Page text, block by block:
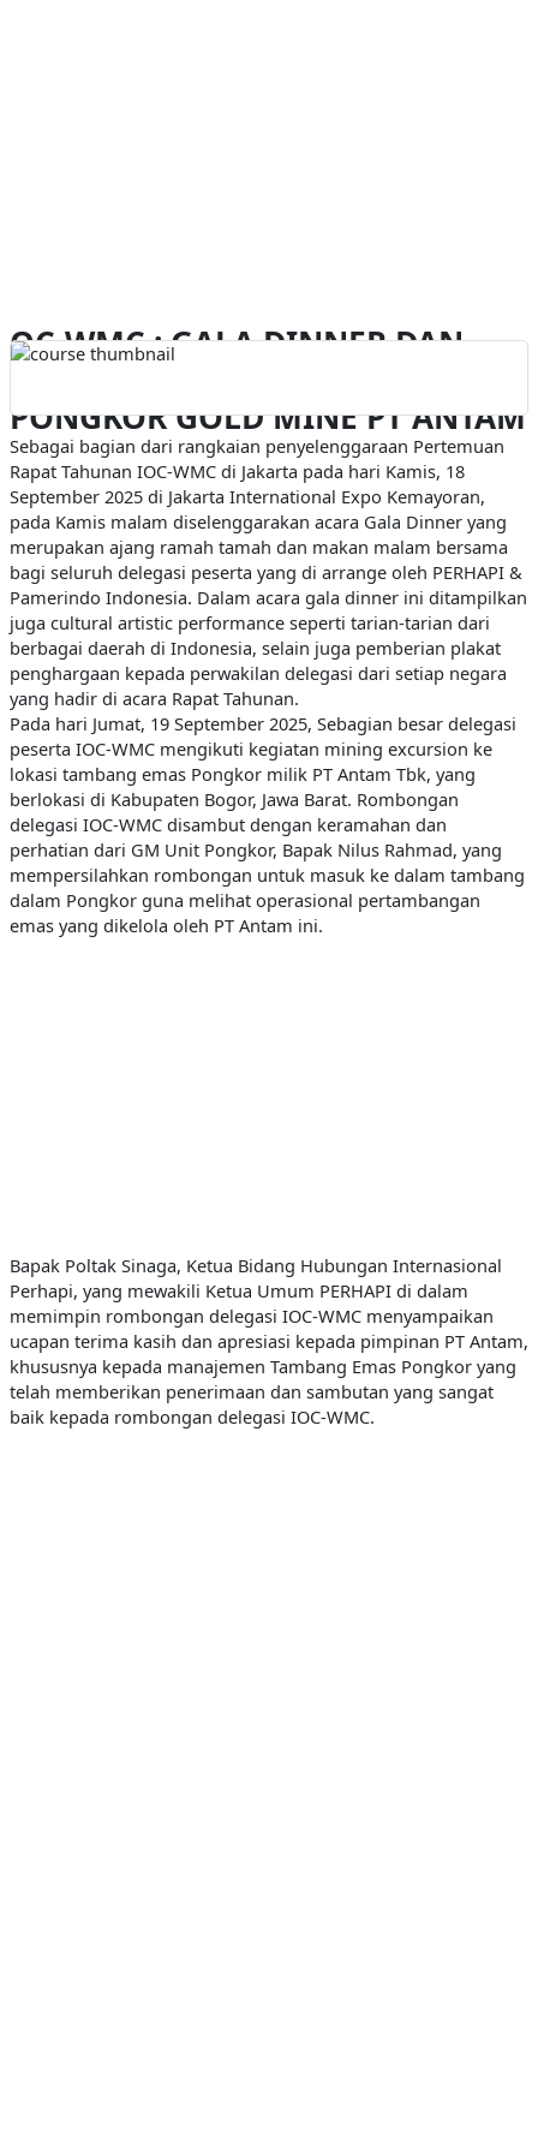
OC-WMC : GALA DINNER DAN
PONGKOR GOLD MINE PT ANTAM
Sebagai bagian dari rangkaian penyelenggaraan Pertemuan
Rapat Tahunan IOC-WMC di Jakarta pada hari Kamis, 18
September 2025 di Jakarta International Expo Kemayoran,
pada Kamis malam diselenggarakan acara Gala Dinner yang
merupakan ajang ramah tamah dan makan malam bersama
bagi seluruh delegasi peserta yang di arrange oleh PERHAPI &
Pamerindo Indonesia. Dalam acara gala dinner ini ditampilkan
juga cultural artistic performance seperti tarian-tarian dari
berbagai daerah di Indonesia, selain juga pemberian plakat
penghargaan kepada perwakilan delegasi dari setiap negara
yang hadir di acara Rapat Tahunan.
Pada hari Jumat, 19 September 2025, Sebagian besar delegasi
peserta IOC-WMC mengikuti kegiatan mining excursion ke
lokasi tambang emas Pongkor milik PT Antam Tbk, yang
berlokasi di Kabupaten Bogor, Jawa Barat. Rombongan
delegasi IOC-WMC disambut dengan keramahan dan
perhatian dari GM Unit Pongkor, Bapak Nilus Rahmad, yang
mempersilahkan rombongan untuk masuk ke dalam tambang
dalam Pongkor guna melihat operasional pertambangan
emas yang dikelola oleh PT Antam ini.
Bapak Poltak Sinaga, Ketua Bidang Hubungan Internasional
Perhapi, yang mewakili Ketua Umum PERHAPI di dalam
memimpin rombongan delegasi IOC-WMC menyampaikan
ucapan terima kasih dan apresiasi kepada pimpinan PT Antam,
khususnya kepada manajemen Tambang Emas Pongkor yang
telah memberikan penerimaan dan sambutan yang sangat
baik kepada rombongan delegasi IOC-WMC.